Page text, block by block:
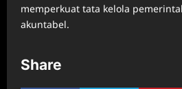
memperkuat tata kelola
akuntabel.
Share